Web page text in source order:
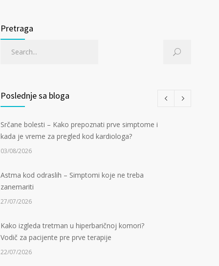
Pretraga
Poslednje sa bloga
Srčane bolesti – Kako prepoznati prve simptome i
kada je vreme za pregled kod kardiologa?
03/08/2026
Astma kod odraslih – Simptomi koje ne treba
zanemariti
27/07/2026
Kako izgleda tretman u hiperbaričnoj komori?
Vodič za pacijente pre prve terapije
22/07/2026